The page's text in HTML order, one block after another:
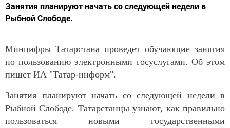
Занятия планируют начать со следующей недели в
Рыбной Слободе.
Минцифры Татарстана проведет обучающие занятия
по пользованию электронными госуслугами. Об этом
пишет ИА "Татар-информ".
Занятия планируют начать со следующей недели в
Рыбной Слободе. Татарстанцы узнают, как правильно
пользоваться новыми государственными